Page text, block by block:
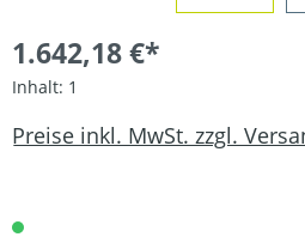
1.642,18 €*
Inhalt: 1
Preise inkl. MwSt. zzgl.